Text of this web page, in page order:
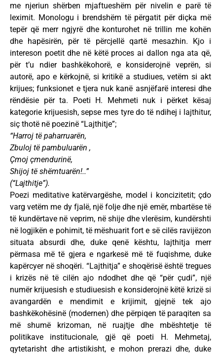
me njeriun shërben mjaftueshëm për nivelin e parë të
leximit. Monologu i brendshëm të përgatit për diçka më
tepër që merr ngjyrë dhe konturohet në trillin me kohën
dhe hapësirën, për të përcjellë qartë mesazhin. Kjo i
intereson poetit dhe në këtë proces ai dallon nga ata që,
për t’u ndier bashkëkohorë, e konsiderojnë veprën, si
autorë, apo e kërkojnë, si kritikë a studiues, vetëm si akt
krijues; funksionet e tjera nuk kanë asnjëfarë interesi dhe
rëndësie për ta. Poeti H. Mehmeti nuk i përket kësaj
kategorie krijuesish, sepse mes tyre do të ndihej i lajthitur,
siç thotë në poezinë “Lajthitje”;
“Harroj të paharruarën,
Zbuloj të pambuluarën ,
Çmoj çmendurinë,
Shijoj të shëmtuarën!..”
(“Lajthitje”).
Poezi meditative katërvargëshe, model i koncizitetit; çdo
varg vetëm me dy fjalë, një folje dhe një emër, mbartëse të
të kundërtave në veprim, në shije dhe vlerësim, kundërshti
në logjikën e pohimit, të mëshuarit fort e së cilës ravijëzon
situata absurdi dhe, duke qenë kështu, lajthitja merr
përmasa më të gjera e ngarkesë më të fuqishme, duke
kapërcyer në shoqëri. “Lajthitja” e shoqërisë është tregues
i krizës në të cilën ajo ndodhet dhe që “për çudi”, një
numër krijuesish e studiuesish e konsiderojnë këtë krizë si
avangardën e mendimit e krijimit, gjejnë tek ajo
bashkëkohësinë (modernen) dhe përpiqen të paraqiten sa
më shumë krizoman, në ruajtje dhe mbështetje të
politikave institucionale, gjë që poeti H. Mehmetaj,
qytetarisht dhe artistikisht, e mohon prerazi dhe, duke